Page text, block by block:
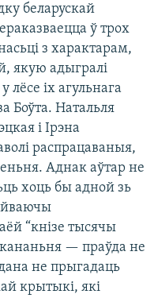
беларускай
ў трох
з характарам,
якую адыгралі
лёсе іх агульнага
Боўта. Натальля
і Ірэна
распрацаваныя,
Аднак аўтар не
хоць бы адной зь
“кнізе тысячы
— праўда не
не прыгадаць
крытыкі, які